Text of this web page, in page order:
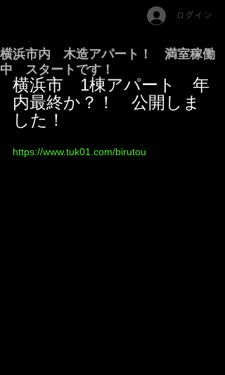
ログイン
横浜市内 木造アパート！ 満室稼働
中 スタートです！
横浜市　1棟アパート　年
内最終か？！　公開しま
した！
https://www.tuk01.com/birutou